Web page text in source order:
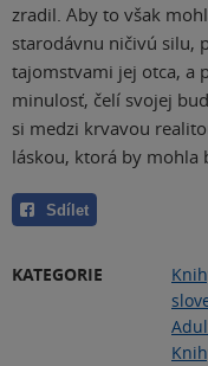
zradil. Aby to však
starodávnu ničivú silu,
tajomstvami jej otca, a
minulosť, čelí svojej
si medzi krvavou
láskou, ktorá by mohla
Sdílet
KATEGORIE